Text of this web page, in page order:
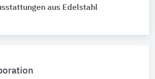
aus Edelstahl